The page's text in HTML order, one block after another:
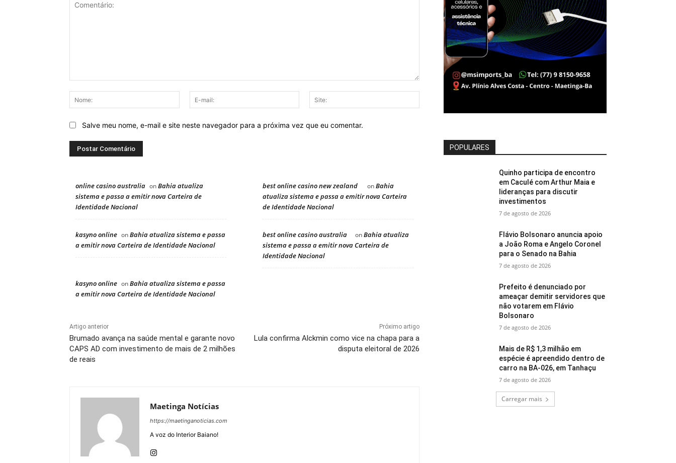
Nome:
mail:
Salve meu nome, e-mail e site neste navegador para a próxima vez que eu comentar.
online casino australia onBahia atualiza
sistema e passa a emitir nova Carteira de
Identidade Nacional
best online casino new zealand onBahia
atualiza sistema e passa a emitir nova Carteira
de Identidade Nacional
kasyno online onBahia atualiza sistema e passa
a emitir nova Carteira de Identidade Nacional
best online casino australia onBahia atualiza
sistema e passa a emitir nova Carteira de
Identidade Nacional
kasyno online onBahia atualiza sistema e passa
a emitir nova Carteira de Identidade Nacional
Artigo anterior
Brumado avança na saúde mental e garante novo
CAPS AD com investimento de mais de 2 milhões
de reais
Próximo artigo
Lula confirma Alckmin como vice na chapa para a
disputa eleitoral de 2026
Maetinga Notícias
https://maetinganoticias.com
A voz do Interior Baiano!
POPULARES
Quinho participa de encontro
em Caculé com Arthur Maia e
lideranças para discutir
investimentos
7 de agosto de 2026
Flávio Bolsonaro anuncia apoio
a João Roma e Angelo Coronel
para o Senado na Bahia
7 de agosto de 2026
Prefeito é denunciado por
ameaçar demitir servidores que
não votarem em Flávio
Bolsonaro
7 de agosto de 2026
Mais de R$ 1,3 milhão em
espécie é apreendido dentro de
carro na BA-026, em Tanhaçu
7 de agosto de 2026
Carregar mais